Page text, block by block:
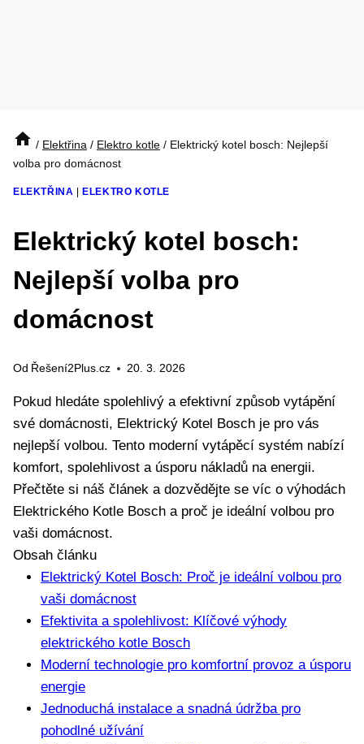
/ Elektřina / Elektro kotle / Elektrický kotel bosch: Nejlepší
volba pro domácnost
ELEKTŘINA ELEKTRO KOTLE
Elektrický kotel bosch:
Nejlepší volba pro
domácnost
Od Řešení2Plus.cz 20. 3. 2026
Pokud hledáte spolehlivý a efektivní způsob vytápění
své domácnosti, Elektrický Kotel Bosch je pro vás
nejlepší volbou. ‌Tento moderní vytápěcí systém nabízí
komfort, spolehlivost a úsporu nákladů na energii.
Přečtěte‌ si náš článek a dozvědějte se víc o výhodách
Elektrického Kotle Bosch a proč je ideální volbou pro
vaši domácnost.
Obsah článku
Elektrický Kotel Bosch: Proč je ideální volbou pro
⁣vaši domácnost
Efektivita a spolehlivost: Klíčové výhody
elektrického kotle Bosch
Moderní ​technologie pro ⁤komfortní provoz ​a úsporu
energie
Jednoduchá instalace a snadná údržba ​pro
pohodlné užívání